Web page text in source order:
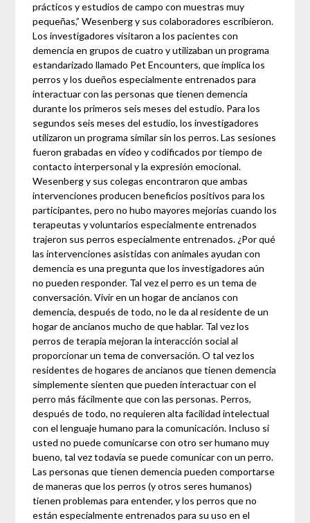
prácticos y estudios de campo con muestras muy
pequeñas,” Wesenberg y sus colaboradores escribieron.
Los investigadores visitaron a los pacientes con
demencia en grupos de cuatro y utilizaban un programa
estandarizado llamado Pet Encounters, que implica los
perros y los dueños especialmente entrenados para
interactuar con las personas que tienen demencia
durante los primeros seis meses del estudio. Para los
segundos seis meses del estudio, los investigadores
utilizaron un programa similar sin los perros. Las sesiones
fueron grabadas en vídeo y codificados por tiempo de
contacto interpersonal y la expresión emocional.
Wesenberg y sus colegas encontraron que ambas
intervenciones producen beneficios positivos para los
participantes, pero no hubo mayores mejorías cuando los
terapeutas y voluntarios especialmente entrenados
trajeron sus perros especialmente entrenados. ¿Por qué
las intervenciones asistidas con animales ayudan con
demencia es una pregunta que los investigadores aún
no pueden responder. Tal vez el perro es un tema de
conversación. Vivir en un hogar de ancianos con
demencia, después de todo, no le da al residente de un
hogar de ancianos mucho de que hablar. Tal vez los
perros de terapia mejoran la interacción social al
proporcionar un tema de conversación. O tal vez los
residentes de hogares de ancianos que tienen demencia
simplemente sienten que pueden interactuar con el
perro más fácilmente que con las personas. Perros,
después de todo, no requieren alta facilidad intelectual
con el lenguaje humano para la comunicación. Incluso si
usted no puede comunicarse con otro ser humano muy
bueno, tal vez todavía se puede comunicar con un perro.
Las personas que tienen demencia pueden comportarse
de maneras que los perros (y otros seres humanos)
tienen problemas para entender, y los perros que no
están especialmente entrenados para su uso en el